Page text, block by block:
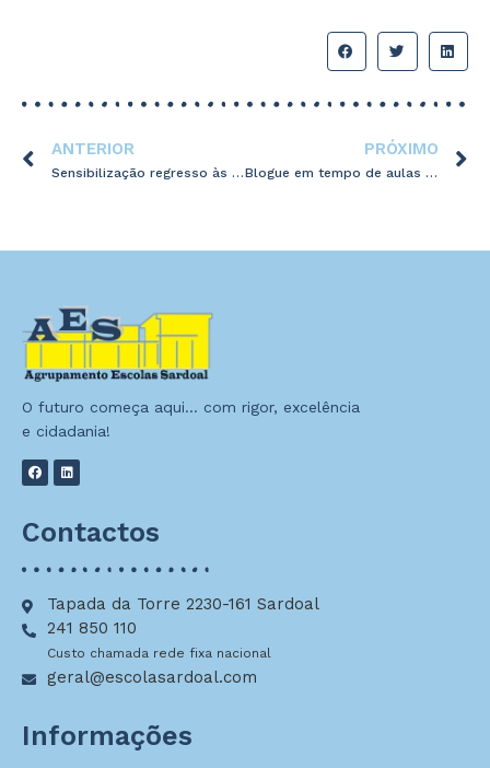
ANTERIOR
Sensibilização regresso às aulas presenciais
PRÓXIMO
Blogue em tempo de aulas à distância
O futuro começa aqui… com rigor, excelência
e cidadania!
Contactos
Tapada da Torre 2230-161 Sardoal
241 850 110
Custo chamada rede fixa nacional
geral@escolasardoal.com
Informações